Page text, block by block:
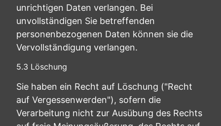
unrichtigen Daten verlangen. Bei
unvollständigen Sie betreffenden
personenbezogenen Daten können sie die
Vervollständigung verlangen.
5.3 Löschung
Sie haben ein Recht auf Löschung ("Recht
auf Vergessenwerden"), sofern die
Verarbeitung nicht zur Ausübung des Rechts